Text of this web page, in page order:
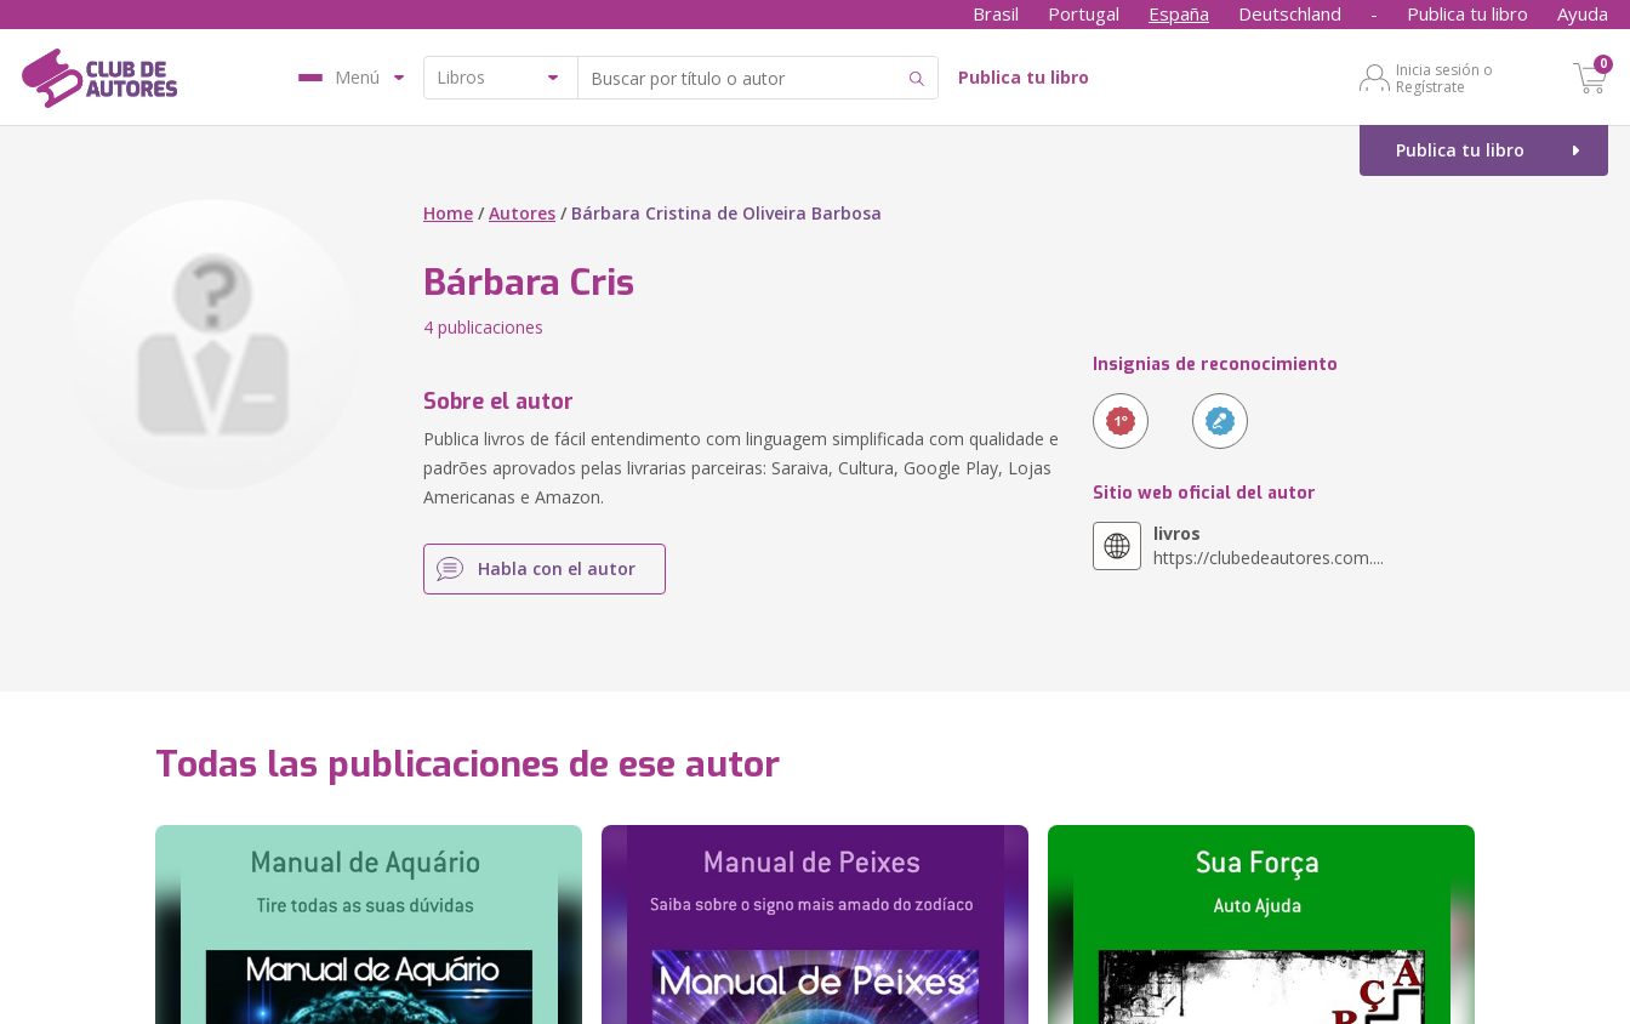
Brasil Portugal España Deutschland - Publica tu libro Ayuda
Menú Publica tu libro
Inicia sesión o
Regístrate
0
Publica tu libro
Home /Autores / Bárbara Cristina de Oliveira Barbosa
Bárbara Cris
4 publicaciones
Sobre el autor
Publica livros de fácil entendimento com linguagem simplificada com qualidade e
padrões aprovados pelas livrarias parceiras: Saraiva, Cultura, Google Play, Lojas
Americanas e Amazon.
Habla con el autor
Insignias de reconocimiento
Sitio web oficial del autor
livros
https://clubedeautores.com....
Todas las publicaciones de ese autor